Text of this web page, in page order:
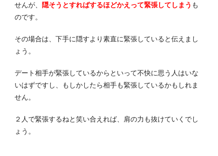
せんが、
隠そうとすればするほどかえって緊張してしまう も
のです。
その場合は、下手に隠すより素直に緊張していると伝えまし
ょう。
デート相手が緊張しているからといって不快に思う人はいな
いはずですし、もしかしたら相手も緊張しているかもしれま
せん。
２人で緊張するねと笑い合えれば、肩の力も抜けていくでし
ょう。